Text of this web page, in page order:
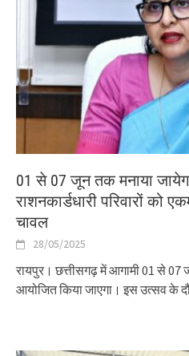
01 से 07 जून तक मनाया
राशनकार्डधारी परिवारों को
चावल
28/05/2025
रायपुर। छत्तीसगढ़ में आगामी 01 से 07
आयोजित किया जाएगा। इस उत्सव के